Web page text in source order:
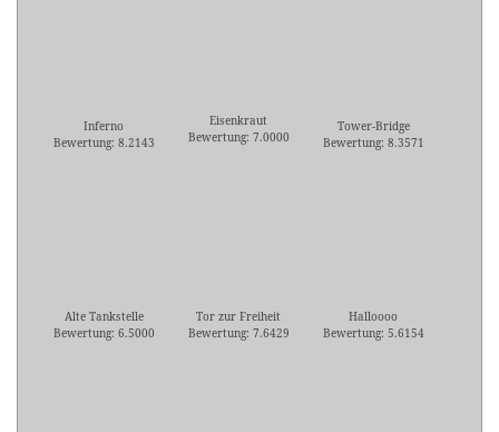
Inferno
Bewertung: 8.2143
Eisenkraut
Bewertung: 7.0000
Tower-Bridge
Bewertung: 8.3571
Alte Tankstelle
Bewertung: 6.5000
Tor zur Freiheit
Bewertung: 7.6429
Halloooo
Bewertung: 5.6154